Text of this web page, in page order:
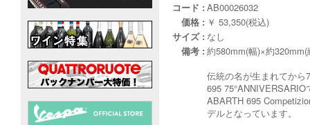
コード : AB00026032
価格 : ￥ 53,350(税込)
サイズ : なし
備考 : 約580mm(幅)×約
伝統の名が生まれてか
695 75°ANNIVERSARIO
ABARTH 695
デルとなっています。